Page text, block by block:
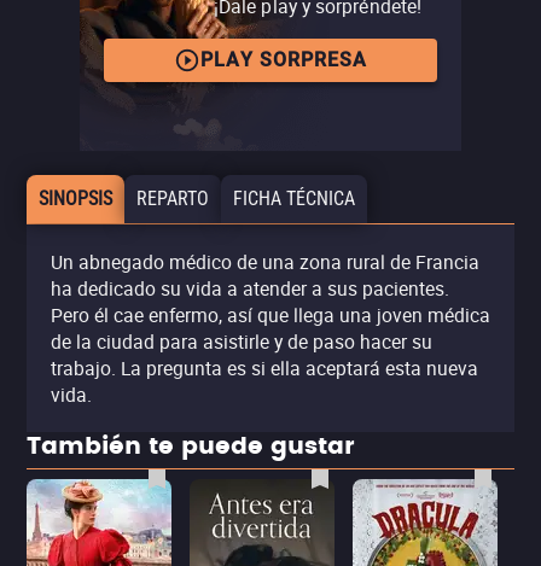
¡Dale play y sorpréndete!
PLAY SORPRESA
SINOPSIS REPARTO FICHA TÉCNICA
Un abnegado médico de una zona rural de Francia
ha dedicado su vida a atender a sus pacientes.
Pero él cae enfermo, así que llega una joven médica
de la ciudad para asistirle y de paso hacer su
trabajo. La pregunta es si ella aceptará esta nueva
vida.
También te puede gustar